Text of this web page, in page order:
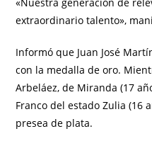
extraordinario talento»,
Informó que Juan José
con la medalla de oro.
Arbeláez, de Miranda (17
Franco del estado Zulia (16
presea de plata.